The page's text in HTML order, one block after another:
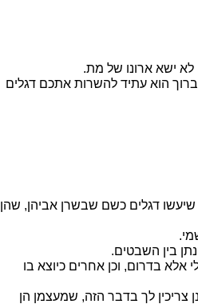
לא ישא ארונו של מת.
הוא עתיד להשרות אתכם דגלים
דגלים כשם שבשרן אביהן, שהן
בין השבטים.
בדרום, וכן אחרים כיוצא בו
לך בדבר הזה, שמעצמן הן